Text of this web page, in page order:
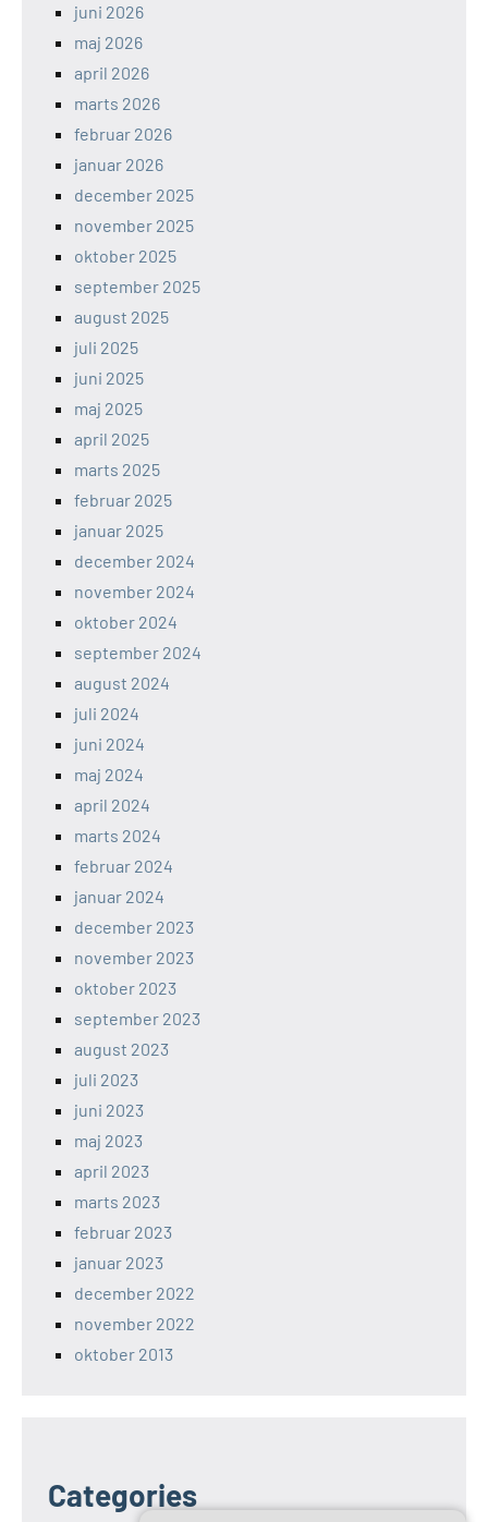
juni 2026
maj 2026
april 2026
marts 2026
februar 2026
januar 2026
december 2025
november 2025
oktober 2025
september 2025
august 2025
juli 2025
juni 2025
maj 2025
april 2025
marts 2025
februar 2025
januar 2025
december 2024
november 2024
oktober 2024
september 2024
august 2024
juli 2024
juni 2024
maj 2024
april 2024
marts 2024
februar 2024
januar 2024
december 2023
november 2023
oktober 2023
september 2023
august 2023
juli 2023
juni 2023
maj 2023
april 2023
marts 2023
februar 2023
januar 2023
december 2022
november 2022
oktober 2013
Categories